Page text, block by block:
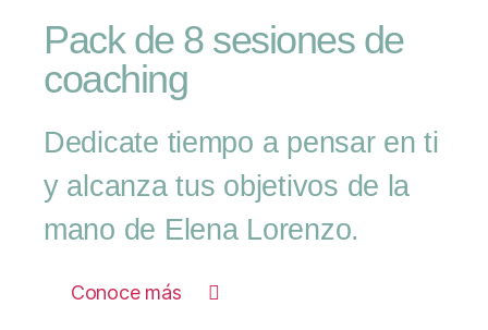
Pack de 8 sesiones de
coaching
Dedicate tiempo a pensar en ti
y alcanza tus objetivos de la
mano de Elena Lorenzo.
Conoce más